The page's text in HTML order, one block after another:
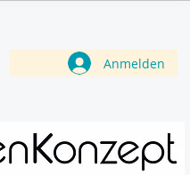
Anmelden